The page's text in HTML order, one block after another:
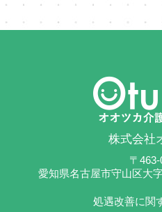
株式会社
〒463-
愛知県名古屋市守山区大
処遇改善に関